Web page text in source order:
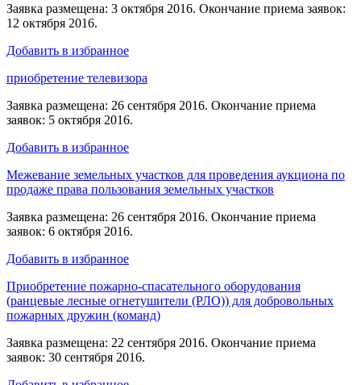
Заявка размещена: 3 октября 2016. Окончание приема заявок:
12 октября 2016.
Добавить в избранное
приобретение телевизора
Заявка размещена: 26 сентября 2016. Окончание приема
заявок: 5 октября 2016.
Добавить в избранное
Межевание земельных участков для проведения аукциона по
продаже права пользования земельных участков
Заявка размещена: 26 сентября 2016. Окончание приема
заявок: 6 октября 2016.
Добавить в избранное
Приобретение пожарно-спасательного оборудования
(ранцевые лесные огнетушители (РЛО)) для добровольных
пожарных дружин (команд)
Заявка размещена: 22 сентября 2016. Окончание приема
заявок: 30 сентября 2016.